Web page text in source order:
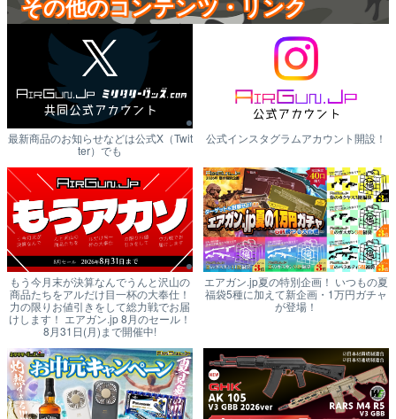
最新商品のお知らせなどは公式X（Twit
ter）でも
公式インスタグラムアカウント開設！
もう今月末が決算なんでうんと沢山の
商品たちをアルだけ目一杯の大奉仕！
力の限りお値引きをして総力戦でお届
けします！ エアガン.jp 8月のセール！
8月31日(月)まで開催中!
エアガン.jp夏の特別企画！ いつもの夏
福袋5種に加えて新企画・1万円ガチャ
が登場！